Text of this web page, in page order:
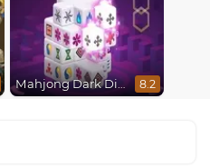
Mahjong Dark Dimensions 8.2